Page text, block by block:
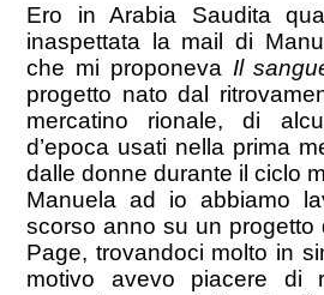
Ero in Arabia Saudita
inaspettata la mail di
che mi proponeva Il
progetto nato dal
mercatino rionale, di
d’epoca usati nella prima
dalle donne durante il ciclo
Manuela ad io abbiamo
scorso anno su un progetto
Page, trovandoci molto in
motivo avevo piacere di